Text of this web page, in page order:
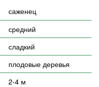
саженец
средний
сладкий
плодовые деревья
2-4 м